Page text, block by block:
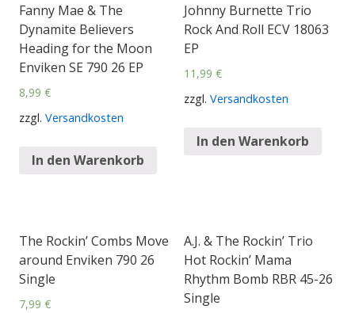
Fanny Mae & The
Dynamite Believers
Heading for the Moon
Enviken SE 790 26 EP
8,99 €
zzgl. Versandkosten
In den Warenkorb
Johnny Burnette Trio
Rock And Roll ECV 18063
EP
11,99 €
zzgl. Versandkosten
In den Warenkorb
The Rockin’ Combs Move
around Enviken 790 26
Single
7,99 €
A.J. & The Rockin’ Trio
Hot Rockin’ Mama
Rhythm Bomb RBR 45-26
Single